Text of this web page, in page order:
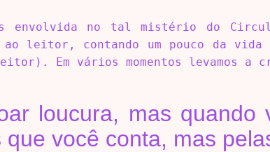
envolvida no tal mistério do
ao leitor, contando um pouco da
Em vários momentos levamos a
loucura, mas
você conta, mas